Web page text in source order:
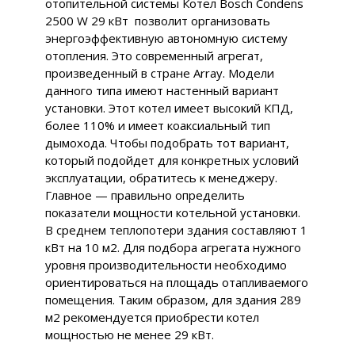
отопительной системы Котел Bosch Condens
2500 W 29 кВт позволит организовать
энергоэффективную автономную систему
отопления. Это современный агрегат,
произведенный в стране Array. Модели
данного типа имеют настенный вариант
установки. Этот котел имеет высокий КПД,
более 110% и имеет коаксиальный тип
дымохода. Чтобы подобрать тот вариант,
который подойдет для конкретных условий
эксплуатации, обратитесь к менеджеру.
Главное — правильно определить
показатели мощности котельной установки.
В среднем теплопотери здания составляют 1
кВт на 10 м2. Для подбора агрегата нужного
уровня производительности необходимо
ориентироваться на площадь отапливаемого
помещения. Таким образом, для здания 289
м2 рекомендуется приобрести котел
мощностью не менее 29 кВт.